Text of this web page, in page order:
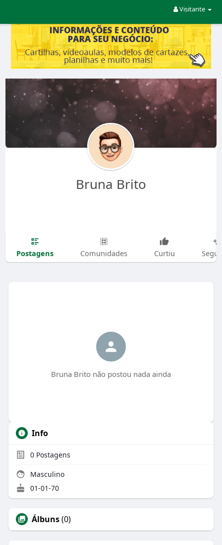
Visitante
Bruna Brito
Postagens Comunidades Curtiu
Bruna Brito não postou nada ainda
Info
0Postagens
Masculino
01-01-70
Álbuns(0)